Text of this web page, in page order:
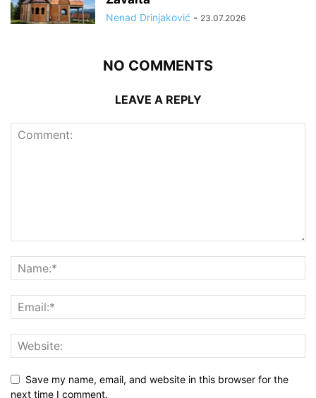
Nenad Drinjaković - 23.07.2026
NO COMMENTS
LEAVE A REPLY
Save my name, email, and website in this browser for the
next time I comment.